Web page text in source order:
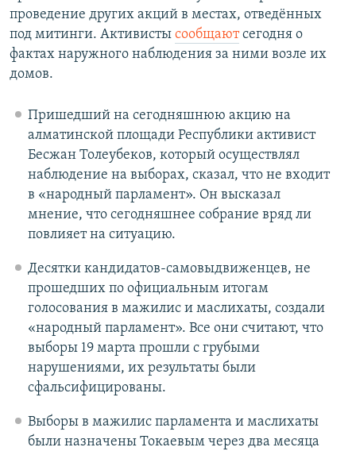
проведение других акций в местах, отведённых
под митинги. Активисты сообщаютсегодня о
фактах наружного наблюдения за ними возле их
домов.
Пришедший на сегодняшнюю акцию на
алматинской площади Республики активист
Бесжан Толеубеков, который осуществлял
наблюдение на выборах, сказал, что не входит
в «народный парламент». Он высказал
мнение, что сегодняшнее собрание вряд ли
повлияет на ситуацию.
Десятки кандидатов-самовыдвиженцев, не
прошедших по официальным итогам
голосования в мажилис и маслихаты, создали
«народный парламент». Все они считают, что
выборы 19 марта прошли с грубыми
нарушениями, их результаты были
сфальсифицированы.
Выборы в мажилис парламента и маслихаты
были назначены Токаевым через два месяца